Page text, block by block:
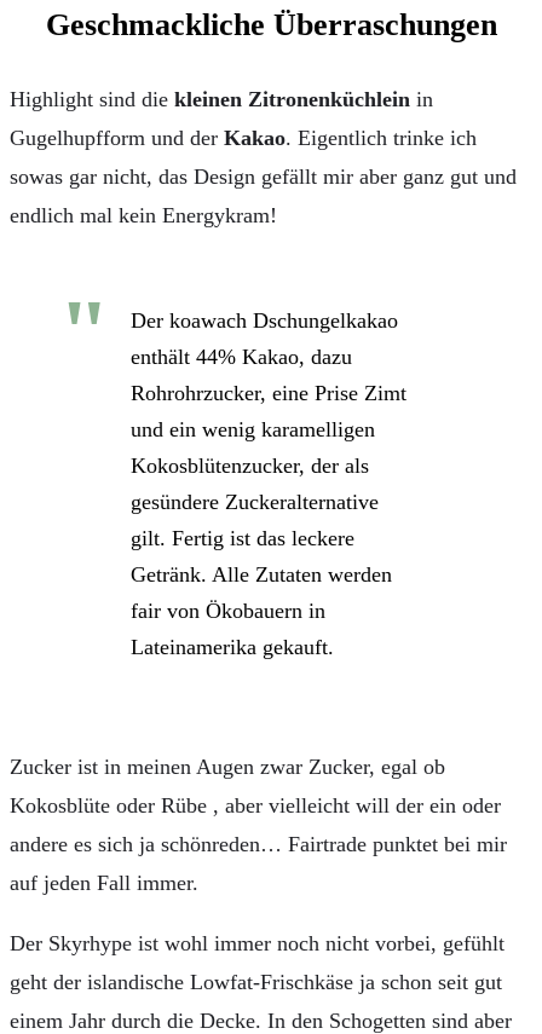
Geschmackliche Überraschungen
Highlight sind die kleinen Zitronenküchlein in
Gugelhupfform und der Kakao. Eigentlich trinke ich
sowas gar nicht, das Design gefällt mir aber ganz gut und
endlich mal kein Energykram!
Der koawach Dschungelkakao
enthält 44% Kakao, dazu
Rohrohrzucker, eine Prise Zimt
und ein wenig karamelligen
Kokosblütenzucker, der als
gesündere Zuckeralternative
gilt. Fertig ist das leckere
Getränk. Alle Zutaten werden
fair von Ökobauern in
Lateinamerika gekauft.
Zucker ist in meinen Augen zwar Zucker, egal ob
Kokosblüte oder Rübe , aber vielleicht will der ein oder
andere es sich ja schönreden… Fairtrade punktet bei mir
auf jeden Fall immer.
Der Skyrhype ist wohl immer noch nicht vorbei, gefühlt
geht der islandische Lowfat-Frischkäse ja schon seit gut
einem Jahr durch die Decke. In den Schogetten sind aber